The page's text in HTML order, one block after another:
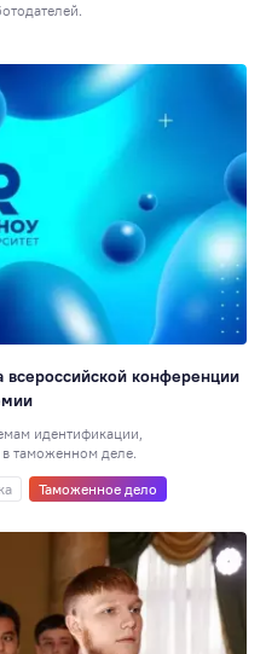
конференции
идентификации,
таможенном деле.
Таможенное дело